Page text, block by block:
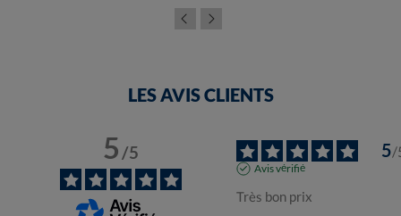
LES AVIS CLIENTS
5/5 5/
Avis vérifié
Très bon prix